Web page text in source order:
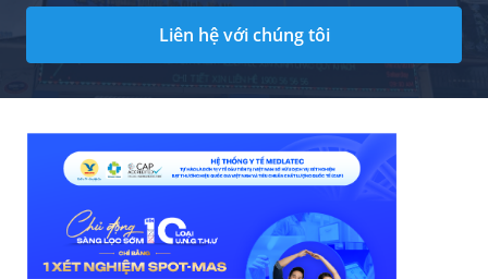
Liên hệ với chúng tôi